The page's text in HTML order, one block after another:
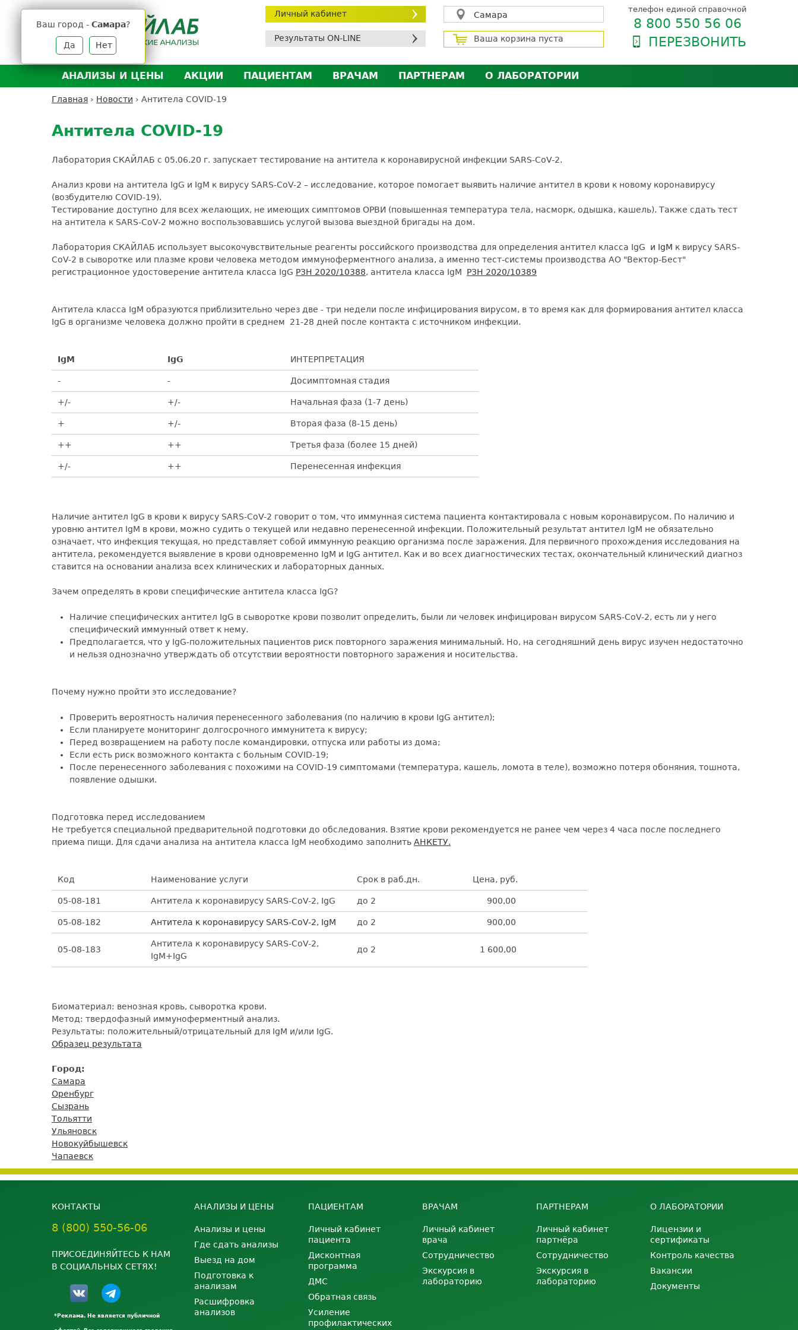
Личный кабинет
Результаты ON-LINE
Самара
Ваш город - Самара?
Да Нет
Ваша корзина пуста
телефон единой справочной
8 800 550 56 06
ПЕРЕЗВОНИТЬ
АНАЛИЗЫ И ЦЕНЫ
Анализы и цены
Выезд на дом
Подготовка к анализам
АКЦИИ
ПАЦИЕНТАМ
Налоговый вычет
ВРАЧАМ
ПАРТНЕРАМ
О ЛАБОРАТОРИИ
Главная › Новости › Антитела COVID-19
to
top
Антитела COVID-19
Лаборатория СКАЙЛАБ с 05.06.20 г. запускает тестирование на антитела к коронавирусной инфекции SARS-CoV-2.
Анализ крови на антитела IgG и IgM к вирусу SARS-CoV-2 – исследование, которое помогает выявить наличие антител в крови к новому коронавирусу
(возбудителю COVID-19).
Тестирование доступно для всех желающих, не имеющих симптомов ОРВИ (повышенная температура тела, насморк, одышка, кашель). Также сдать тест
на антитела к SARS-CoV-2 можно воспользовавшись услугой вызова выездной бригады на дом.
Лаборатория СКАЙЛАБ использует высокочувствительные реагенты российского производства для определения антител класса IgG и IgM к вирусу SARS-
CoV-2 в сыворотке или плазме крови человека методом иммуноферментного анализа, а именно тест-системы производства АО "Вектор-Бест"
регистрационное удостоверение антитела класса IgG РЗН 2020/10388, антитела класса IgM РЗН 2020/10389
Антитела класса IgM образуются приблизительно через две - три недели после инфицирования вирусом, в то время как для формирования антител класса
IgG в организме человека должно пройти в среднем 21-28 дней после контакта с источником инфекции.
IgM IgG ИНТЕРПРЕТАЦИЯ
- - Досимптомная стадия
+/- +/- Начальная фаза (1-7 день)
+ +/- Вторая фаза (8-15 день)
++ ++ Третья фаза (более 15 дней)
+/- ++ Перенесенная инфекция
Наличие антител IgG в крови к вирусу SARS-CoV-2 говорит о том, что иммунная система пациента контактировала с новым коронавирусом. По наличию и
уровню антител IgM в крови, можно судить о текущей или недавно перенесенной инфекции. Положительный результат антител IgM не обязательно
означает, что инфекция текущая, но представляет собой иммунную реакцию организма после заражения. Для первичного прохождения исследования на
антитела, рекомендуется выявление в крови одновременно IgM и IgG антител. Как и во всех диагностических тестах, окончательный клинический диагноз
ставится на основании анализа всех клинических и лабораторных данных.
Зачем определять в крови специфические антитела класса IgG?
Наличие специфических антител IgG в сыворотке крови позволит определить, были ли человек инфицирован вирусом SARS-CoV-2, есть ли у него
специфический иммунный ответ к нему.
Предполагается, что у IgG-положительных пациентов риск повторного заражения минимальный. Но, на сегодняшний день вирус изучен недостаточно
и нельзя однозначно утверждать об отсутствии вероятности повторного заражения и носительства.
Почему нужно пройти это исследование?
Проверить вероятность наличия перенесенного заболевания (по наличию в крови IgG антител);
Если планируете мониторинг долгосрочного иммунитета к вирусу;
Перед возвращением на работу после командировки, отпуска или работы из дома;
Если есть риск возможного контакта с больным COVID-19;
После перенесенного заболевания с похожими на COVID-19 симптомами (температура, кашель, ломота в теле), возможно потеря обоняния, тошнота,
появление одышки.
Подготовка перед исследованием
Не требуется специальной предварительной подготовки до обследования. Взятие крови рекомендуется не ранее чем через 4 часа после последнего
приема пищи. Для сдачи анализа на антитела класса IgM необходимо заполнить АНКЕТУ.
Код Наименование услуги Срок в раб.дн. Цена, руб.
05-08-181 Антитела к коронавирусу SARS-CoV-2, IgG до 2 900,00
05-08-182 Антитела к коронавирусу SARS-CoV-2, IgM до 2 900,00
05-08-183
Антитела к коронавирусу SARS-CoV-2,
IgM+IgG
до 2 1 600,00
Биоматериал: венозная кровь, сыворотка крови.
Метод: твердофазный иммуноферментный анализ.
Результаты: положительный/отрицательный для IgM и/или IgG.
Образец результата
Город:
Самара
Оренбург
Сызрань
Тольятти
Ульяновск
Новокуйбышевск
Чапаевск
КОНТАКТЫ
8 (800) 550-56-06
ПРИСОЕДИНЯЙТЕСЬ К НАМ
В СОЦИАЛЬНЫХ СЕТЯХ!
*Реклама. Не является публичной
АНАЛИЗЫ И ЦЕНЫ
Анализы и цены
Где сдать анализы
Выезд на дом
Подготовка к
анализам
Расшифровка
анализов
ПАЦИЕНТАМ
Личный кабинет
пациента
Дисконтная
программа
ДМС
Обратная связь
Усиление
профилактических
ВРАЧАМ
Личный кабинет
врача
Сотрудничество
Экскурсия в
лабораторию
ПАРТНЕРАМ
Личный кабинет
партнёра
Сотрудничество
Экскурсия в
лабораторию
О ЛАБОРАТОРИИ
Лицензии и
сертификаты
Контроль качества
Вакансии
Документы